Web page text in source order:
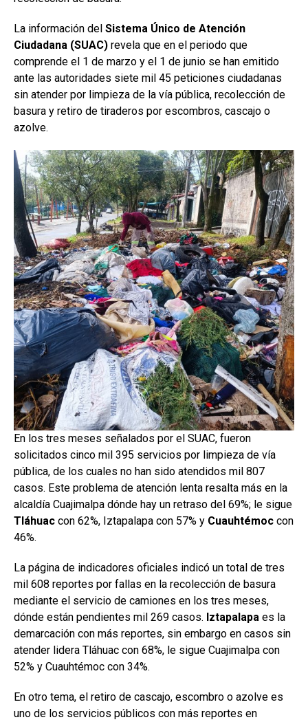
La información del Sistema Único de Atención
Ciudadana (SUAC) revela que en el periodo que
comprende el 1 de marzo y el 1 de junio se han emitido
ante las autoridades siete mil 45 peticiones ciudadanas
sin atender por limpieza de la vía pública, recolección de
basura y retiro de tiraderos por escombros, cascajo o
azolve.
En los tres meses señalados por el SUAC, fueron
solicitados cinco mil 395 servicios por limpieza de vía
pública, de los cuales no han sido atendidos mil 807
casos. Este problema de atención lenta resalta más en la
alcaldía Cuajimalpa dónde hay un retraso del 69%; le sigue
Tláhuac con 62%, Iztapalapa con 57% y Cuauhtémoc con
46%.
La página de indicadores oficiales indicó un total de tres
mil 608 reportes por fallas en la recolección de basura
mediante el servicio de camiones en los tres meses,
dónde están pendientes mil 269 casos. Iztapalapa es la
demarcación con más reportes, sin embargo en casos sin
atender lidera Tláhuac con 68%, le sigue Cuajimalpa con
52% y Cuauhtémoc con 34%.
En otro tema, el retiro de cascajo, escombro o azolve es
uno de los servicios públicos con más reportes en